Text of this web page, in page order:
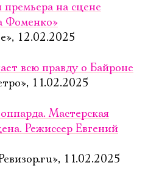
премьера на сцене
Фоменко»
12.02.2025
всю правду о Байроне
11.02.2025
Мастерская
Режиссер Евгений
11.02.2025